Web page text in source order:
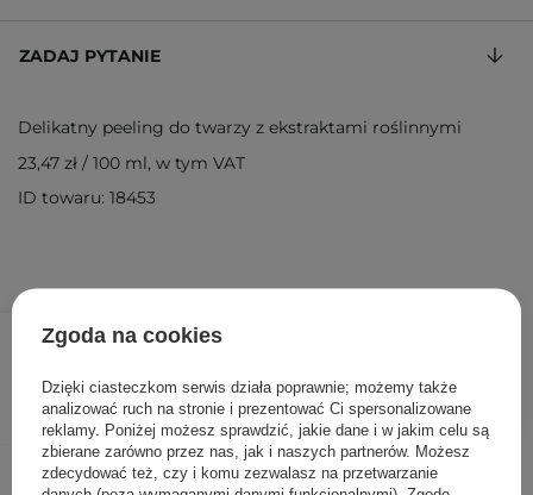
39,90 zł /szt.
DODAJ DO KOSZYKA
ZADAJ PYTANIE
Delikatny peeling do twarzy z ekstraktami roślinnymi
23,47 zł / 100 ml, w tym VAT
ID towaru: 18453
Inni klienci sprawdzali również
Zgoda na cookies
Dzięki ciasteczkom serwis działa poprawnie; możemy także
analizować ruch na stronie i prezentować Ci spersonalizowane
reklamy. Poniżej możesz sprawdzić, jakie dane i w jakim celu są
zbierane zarówno przez nas, jak i naszych partnerów. Możesz
zdecydować też, czy i komu zezwalasz na przetwarzanie